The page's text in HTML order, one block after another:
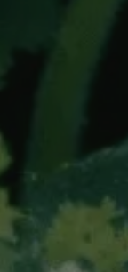
maken de
worden gebruikt
CookieScript
Aanbieder /
Domein